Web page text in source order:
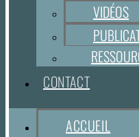
VIDÉOS
CONTACT
ACCUEIL